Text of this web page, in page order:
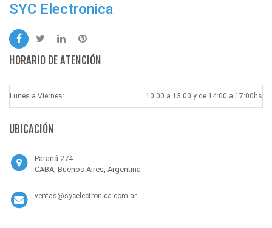
SYC Electronica
HORARIO DE ATENCIÓN
Lunes a Viernes: 10:00 a 13:00 y de 14:00 a 17:00hs
UBICACIÓN
Paraná 274
CABA, Buenos Aires, Argentina
ventas@sycelectronica.com.ar